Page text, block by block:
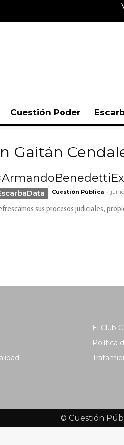
Cuestión Poder
Gaitán
Cuestión Pública - junio
sus procesos judiciales,
El Club
Política
© Cuestión